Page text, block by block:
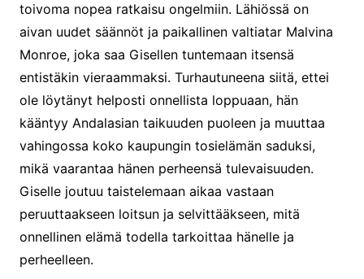
toivoma nopea ratkaisu ongelmiin. Lähiössä on
aivan uudet säännöt ja paikallinen valtiatar Malvina
Monroe, joka saa Gisellen tuntemaan itsensä
entistäkin vieraammaksi. Turhautuneena siitä, ettei
ole löytänyt helposti onnellista loppuaan, hän
kääntyy Andalasian taikuuden puoleen ja muuttaa
vahingossa koko kaupungin tosielämän saduksi,
mikä vaarantaa hänen perheensä tulevaisuuden.
Giselle joutuu taistelemaan aikaa vastaan
peruuttaakseen loitsun ja selvittääkseen, mitä
onnellinen elämä todella tarkoittaa hänelle ja
perheelleen.